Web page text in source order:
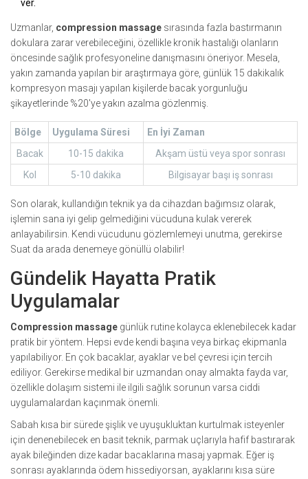
ver.
Uzmanlar, compression massage sırasında fazla bastırmanın
dokulara zarar verebileceğini, özellikle kronik hastalığı olanların
öncesinde sağlık profesyoneline danışmasını öneriyor. Mesela,
yakın zamanda yapılan bir araştırmaya göre, günlük 15 dakikalık
kompresyon masajı yapılan kişilerde bacak yorgunluğu
şikayetlerinde %20'ye yakın azalma gözlenmiş.
Bölge Uygulama Süresi
En İyi Zaman
Bacak
10-15 dakika
Akşam üstü veya spor sonrası
Kol
5-10 dakika Bilgisayar başı iş sonrası
Son olarak, kullandığın teknik ya da cihazdan bağımsız olarak,
işlemin sana iyi gelip gelmediğini vücuduna kulak vererek
anlayabilirsin. Kendi vücudunu gözlemlemeyi unutma, gerekirse
Suat da arada denemeye gönüllü olabilir!
Gündelik Hayatta Pratik
Uygulamalar
Compression massage günlük rutine kolayca eklenebilecek kadar
pratik bir yöntem. Hepsi evde kendi başına veya birkaç ekipmanla
yapılabiliyor. En çok bacaklar, ayaklar ve bel çevresi için tercih
ediliyor. Gerekirse medikal bir uzmandan onay almakta fayda var,
özellikle dolaşım sistemi ile ilgili sağlık sorunun varsa ciddi
uygulamalardan kaçınmak önemli.
Sabah kısa bir sürede şişlik ve uyuşukluktan kurtulmak isteyenler
için denenebilecek en basit teknik, parmak uçlarıyla hafif bastırarak
ayak bileğinden dize kadar bacaklarına masaj yapmak. Eğer iş
sonrası ayaklarında ödem hissediyorsan, ayaklarını kısa süre